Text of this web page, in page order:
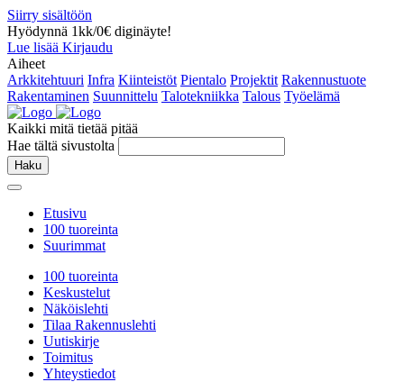
Siirry sisältöön
Hyödynnä 1kk/0€ diginäyte!
Lue lisää Kirjaudu
Aiheet
Arkkitehtuuri Infra Kiinteistöt Pientalo Projektit Rakennustuote
Rakentaminen Suunnittelu Talotekniikka Talous Työelämä
Kaikki mitä tietää pitää
Hae tältä sivustolta
Haku
Etusivu
100 tuoreinta
Suurimmat
100 tuoreinta
Keskustelut
Näköislehti
Tilaa Rakennuslehti
Uutiskirje
Toimitus
Yhteystiedot